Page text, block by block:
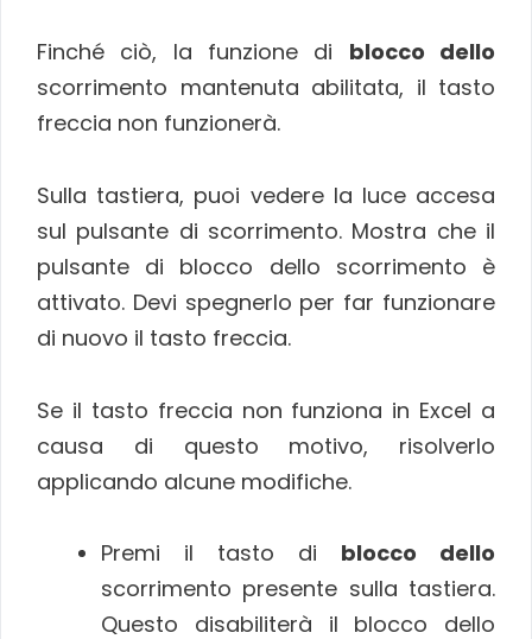
Finché ciò, la funzione di blocco dello
scorrimento mantenuta abilitata, il tasto
freccia non funzionerà.
Sulla tastiera, puoi vedere la luce accesa
sul pulsante di scorrimento. Mostra che il
pulsante di blocco dello scorrimento è
attivato. Devi spegnerlo per far funzionare
di nuovo il tasto freccia.
Se il tasto freccia non funziona in Excel a
causa di questo motivo, risolverlo
applicando alcune modifiche.
Premi il tasto di blocco dello
scorrimento presente sulla tastiera.
Questo disabiliterà il blocco dello